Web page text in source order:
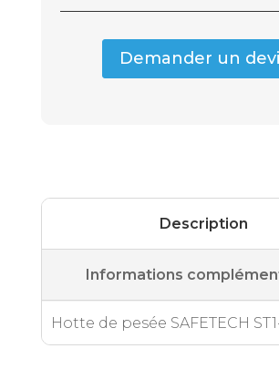
Demander un
Description
Informations
Hotte de pesée SAFETECH